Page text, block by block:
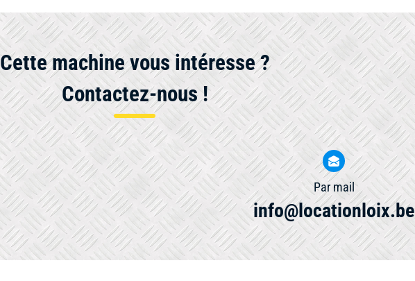
Cette machine vous intéresse ?
Contactez-nous !
Par mail
info@locationloix.be